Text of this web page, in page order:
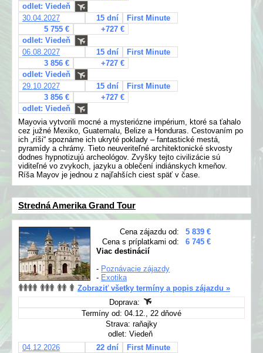
odlet: Viedeň
30.04.2027
15 dní
First Minute
5 755 €
+727 €
odlet: Viedeň
06.08.2027
15 dní
First Minute
3 856 €
+727 €
odlet: Viedeň
29.10.2027
15 dní
First Minute
3 856 €
+727 €
odlet: Viedeň
Mayovia vytvorili mocné a mysteriózne impérium, ktoré sa ťahalo
cez južné Mexiko, Guatemalu, Belize a Honduras. Cestovaním po
ich „ríši“ spoznáme ich ukryté poklady – fantastické mestá,
pyramídy a chrámy. Tieto neuveriteľné architektonické skvosty
dodnes hypnotizujú archeológov. Zvyšky tejto civilizácie sú
viditeľné vo zvykoch, jazyku a oblečení indiánskych kmeňov.
Ríša Mayov je jednou z najľahších ciest späť v čase.
Stredná Amerika Grand Tour
Cena zájazdu od:
5 839 €
Cena s príplatkami od:
6 745 €
Viac destinácií
- Poznávacie zájazdy
- Exotika
Zobraziť všetky termíny a popis zájazdu »
Doprava:
Termíny od: 04.12., 22 dňové
Strava: raňajky
odlet: Viedeň
04.12.2026
22 dní
First Minute